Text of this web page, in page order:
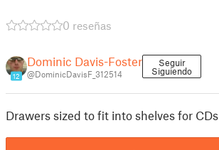
0 reseñas
12
Dominic Davis-Foster
@DominicDavisF_312514
Seguir
Siguiendo
Drawers sized to fit into shelves for CDs